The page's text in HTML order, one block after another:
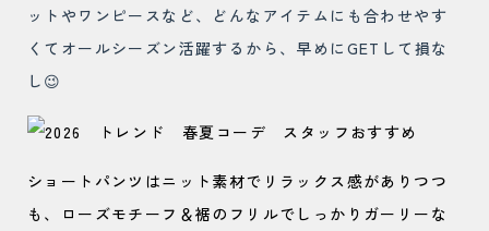
ットやワンピースなど、どんなアイテムにも合わせやす
くてオールシーズン活躍するから、早めにGETして損な
し😉
ショートパンツはニット素材でリラックス感がありつつ
も、ローズモチーフ＆裾のフリルでしっかりガーリーな